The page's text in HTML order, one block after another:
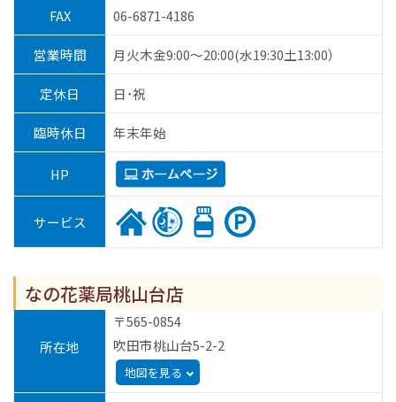
FAX 06-6871-4186
営業時間 月火木金9:00～20:00(水19:30土13:00）
定休日 日･祝
臨時休日 年末年始
HP
サービス
なの花薬局桃山台店
所在地
〒565-0854
吹田市桃山台5-2-2
地図を見る